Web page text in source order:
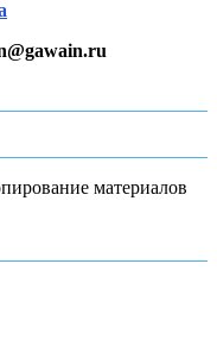
материалов